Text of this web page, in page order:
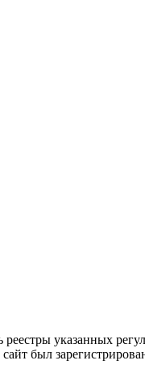
указанных
был